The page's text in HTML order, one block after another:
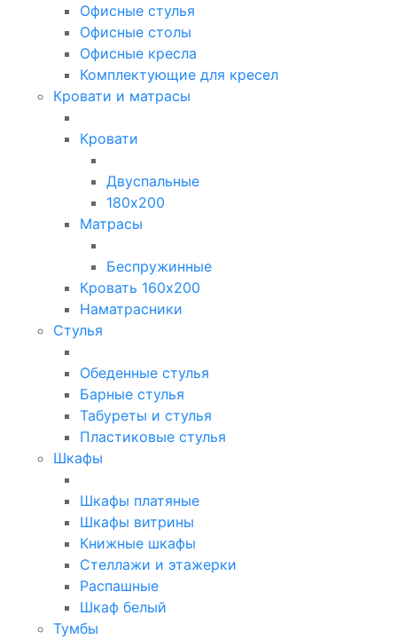
Офисные стулья
Офисные столы
Офисные кресла
Комплектующие для кресел
Кровати и матрасы
Кровати
Двуспальные
180х200
Матрасы
Беспружинные
Кровать 160х200
Наматрасники
Стулья
Обеденные стулья
Барные стулья
Табуреты и стулья
Пластиковые стулья
Шкафы
Шкафы платяные
Шкафы витрины
Книжные шкафы
Стеллажи и этажерки
Распашные
Шкаф белый
Тумбы